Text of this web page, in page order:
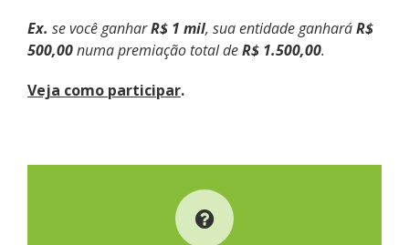
Ex. se você ganharR$ 1 mil, sua entidade ganharáR$
500,00numa premiação total deR$ 1.500,00.
Veja como participar.
COMO FUNCIONA